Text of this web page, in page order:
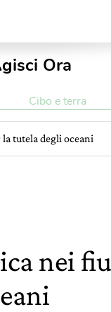
Ora
Cibo e terra
tutela degli oceani
nei